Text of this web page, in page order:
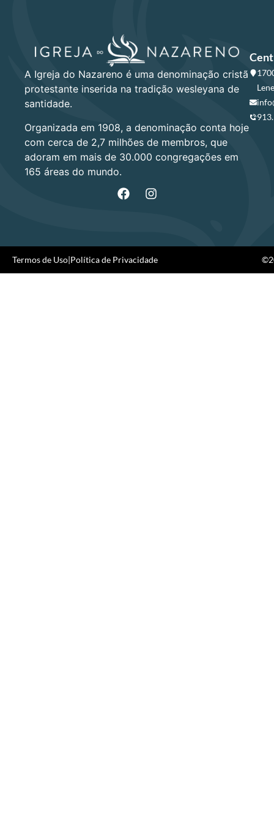
A Igreja do Nazareno é uma denominação cristã
protestante inserida na tradição wesleyana de
santidade.
Organizada em 1908, a denominação conta hoje
com cerca de 2,7 milhões de membros, que
adoram em mais de 30.000 congregações em
165 áreas do mundo.
Termos de Uso|Política de Privacidade